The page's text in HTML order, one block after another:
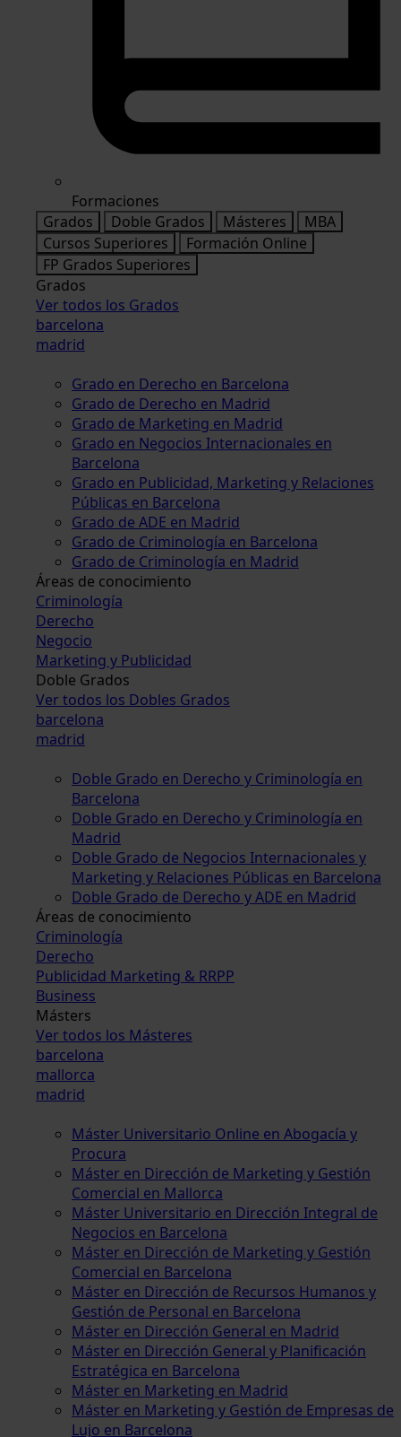
Formaciones
Grados
Doble Grados Másteres
MBA
Cursos Superiores
Formación Online
FP Grados Superiores
Grados
Ver todos los Grados
barcelona
madrid
Grado en Derecho en Barcelona
Grado de Derecho en Madrid
Grado de Marketing en Madrid
Grado en Negocios Internacionales en
Barcelona
Grado en Publicidad, Marketing y Relaciones
Públicas en Barcelona
Grado de ADE en Madrid
Grado de Criminología en Barcelona
Grado de Criminología en Madrid
Áreas de conocimiento
Criminología
Derecho
Negocio
Marketing y Publicidad
Doble Grados
Ver todos los Dobles Grados
barcelona
madrid
Doble Grado en Derecho y Criminología en
Barcelona
Doble Grado en Derecho y Criminología en
Madrid
Doble Grado de Negocios Internacionales y
Marketing y Relaciones Públicas en Barcelona
Doble Grado de Derecho y ADE en Madrid
Áreas de conocimiento
Criminología
Derecho
Publicidad Marketing & RRPP
Business
Másters
Ver todos los Másteres
barcelona
mallorca
madrid
Máster Universitario Online en Abogacía y
Procura
Máster en Dirección de Marketing y Gestión
Comercial en Mallorca
Máster Universitario en Dirección Integral de
Negocios en Barcelona
Máster en Dirección de Marketing y Gestión
Comercial en Barcelona
Máster en Dirección de Recursos Humanos y
Gestión de Personal en Barcelona
Máster en Dirección General en Madrid
Máster en Dirección General y Planificación
Estratégica en Barcelona
Máster en Marketing en Madrid
Máster en Marketing y Gestión de Empresas de
Lujo en Barcelona